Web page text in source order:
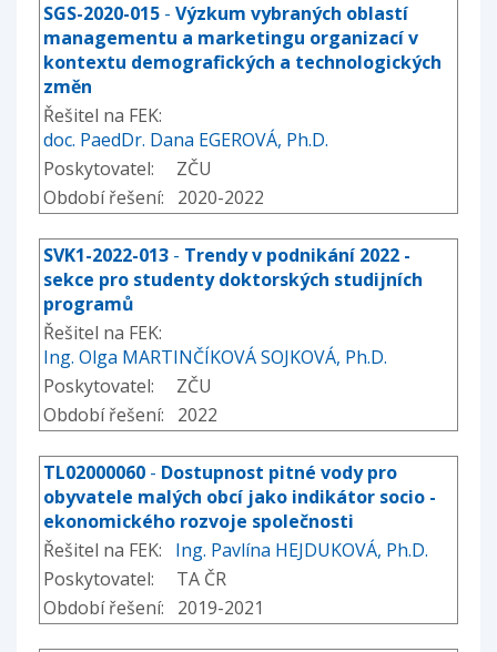
SGS-2020-015 - Výzkum vybraných oblastí
managementu a marketingu organizací v
kontextu demografických a technologických
změn
Řešitel na FEK:
doc. PaedDr. Dana EGEROVÁ, Ph.D.
Poskytovatel: ZČU
Období řešení: 2020-2022
SVK1-2022-013 - Trendy v podnikání 2022 -
sekce pro studenty doktorských studijních
programů
Řešitel na FEK:
Ing. Olga MARTINČÍKOVÁ SOJKOVÁ, Ph.D.
Poskytovatel: ZČU
Období řešení: 2022
TL02000060 - Dostupnost pitné vody pro
obyvatele malých obcí jako indikátor socio -
ekonomického rozvoje společnosti
Řešitel na FEK: Ing. Pavlína HEJDUKOVÁ, Ph.D.
Poskytovatel: TA ČR
Období řešení: 2019-2021